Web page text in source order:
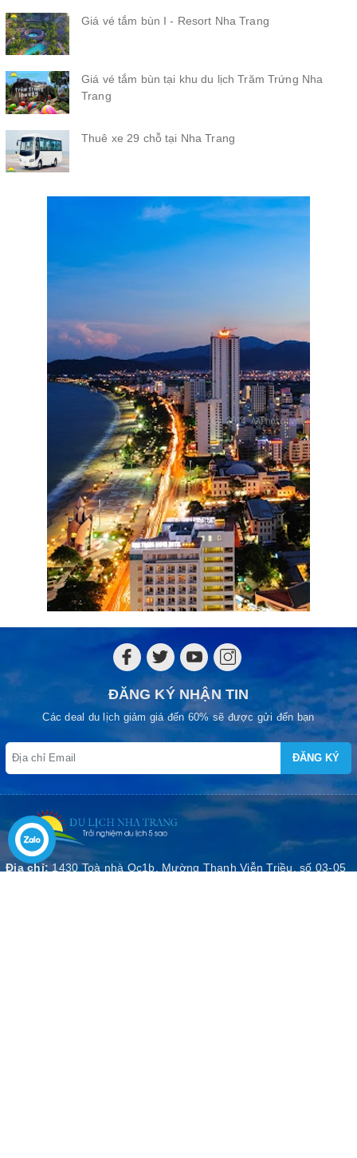
Giá vé tắm bùn I - Resort Nha Trang
Giá vé tắm bùn tại khu du lịch Trăm Trứng Nha
Trang
Thuê xe 29 chỗ tại Nha Trang
ĐĂNG KÝ NHẬN TIN
Các deal du lịch giảm giá đến 60% sẽ được gửi đến bạn
ĐĂNG KÝ
Địa chỉ: 1430 Toà nhà Oc1b, Mường Thanh Viễn Triều, số 03-05